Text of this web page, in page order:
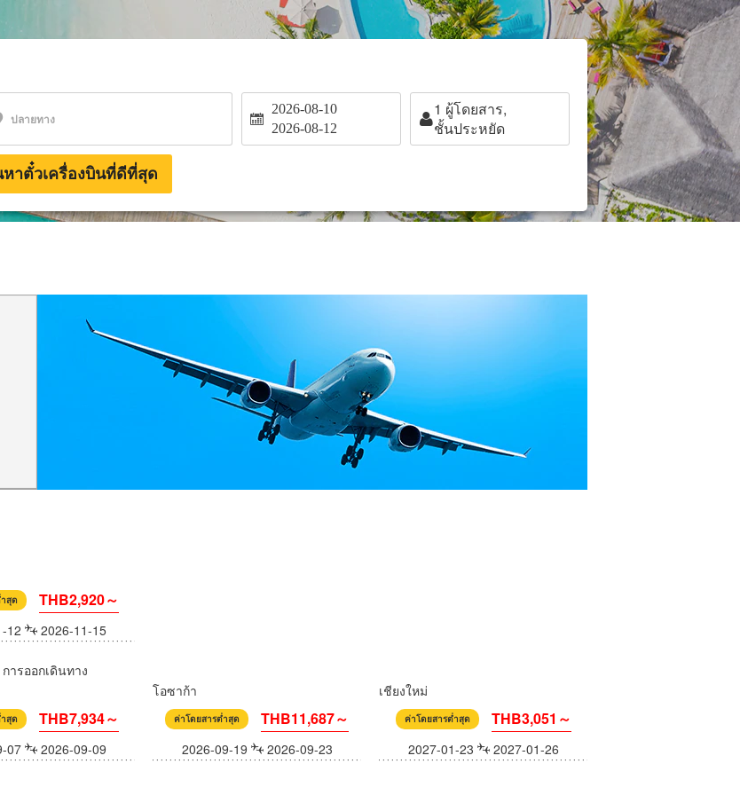
ปลายทาง
2026-08-10
2026-08-12
1 ผู้โดยสาร,
ชั้นประหยัด
าตั๋วเครื่องบินที่ดีที่สุด
สุด THB2,920～
12 2026-11-15
ารออกเดินทาง
สุด THB7,934～
07 2026-09-09
โอซาก้า
ค่าโดยสารต่ำสุด THB11,687～
2026-09-19 2026-09-23
เชียงใหม่
ค่าโดยสารต่ำสุด THB3,051～
2027-01-23 2027-01-26